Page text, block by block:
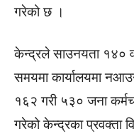
गरेको छ ।
केन्द्रले साउनयता १४०
समयमा कार्यालयमा
१६२ गरी ५३० जना
गरेको केन्द्रका प्रवक्ता